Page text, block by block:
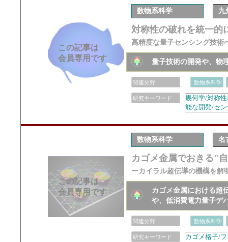
この記事は
会員専用です
数物系科学 九
対称性の破れを統一的
高精度な量子センシング技術
量子技術の開発や、物
関連分野 数物系科学
研究キーワード
幾何学/対称
能な開発/セ
この記事は
会員専用です
数物系科学 名
カゴメ金属でおきる"
ーカイラル超伝導の機構を解
カゴメ金属における超
や、低消費電力量子デ
関連分野 数物系科学
研究キーワード カゴメ格子/